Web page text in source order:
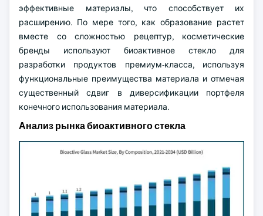
эффективные материалы, что способствует их
расширению. По мере того, как образование растет
вместе со сложностью рецептур, косметические
бренды используют биоактивное стекло для
разработки продуктов премиум-класса, используя
функциональные преимущества материала и отмечая
существенный сдвиг в диверсификации портфеля
конечного использования материала.
Анализ рынка биоактивного стекла